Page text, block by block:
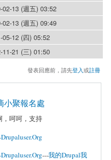
02-13 (週五) 03:52
02-13 (週五) 09:49
05-12 (四) 05:52
11-21 (三) 01:50
發表回應前，請先登入或註冊
小聚報名處
，呵呵，支持
---我的Drupal我